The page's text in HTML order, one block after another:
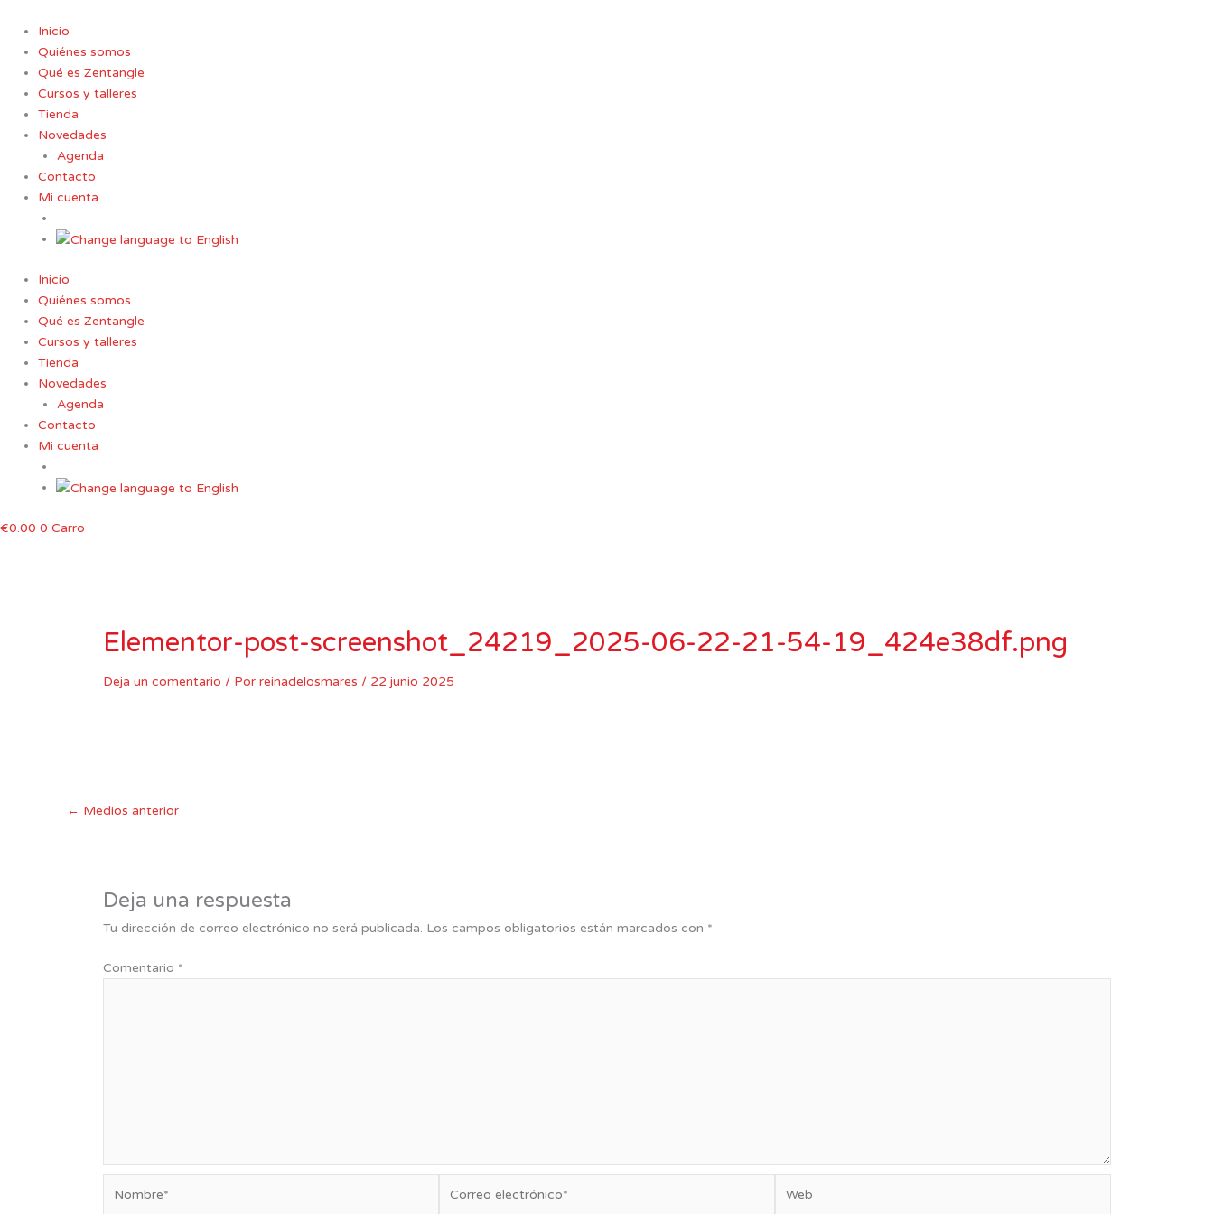
contenido
Inicio
Quiénes somos
Qué es Zentangle
Cursos y talleres
Tienda
Novedades
Agenda
Contacto
Mi cuenta
Inicio
Quiénes somos
Qué es Zentangle
Cursos y talleres
Tienda
Novedades
Agenda
Contacto
Mi cuenta
€0.00 0 Carro
Elementor-post-screenshot_24219_2025-06-22-21-54-19_424e38df.png
Deja un comentario / Por reinadelosmares / 22 junio 2025
← Medios anterior
Deja una respuesta
Tu dirección de correo electrónico no será publicada. Los campos obligatorios están marcados con *
Comentario *